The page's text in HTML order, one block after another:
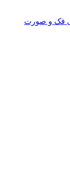
فک و صورت